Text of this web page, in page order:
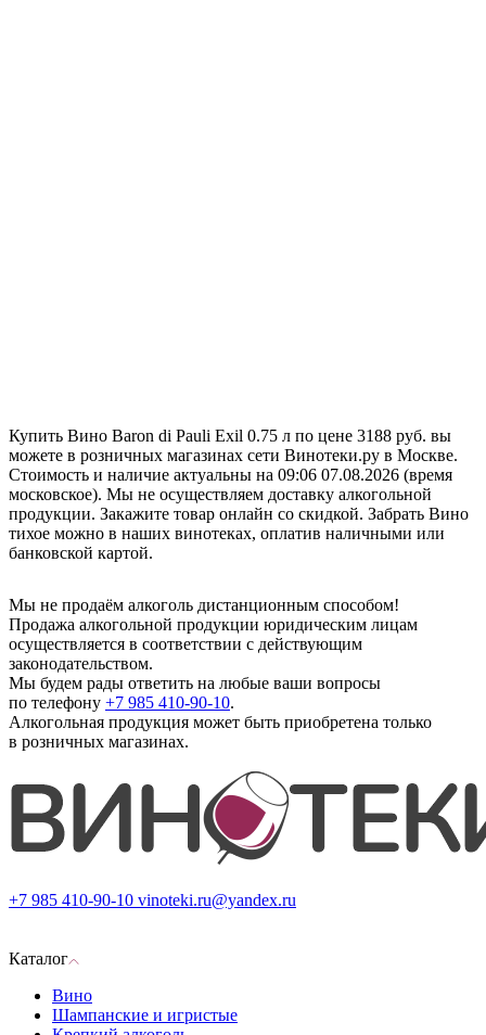
Купить Вино Baron di Pauli Exil 0.75 л по цене 3188 руб. вы
можете в розничных магазинах сети Винотеки.ру в Москве.
Стоимость и наличие актуальны на 09:06 07.08.2026 (время
московское). Мы не осуществляем доставку алкогольной
продукции. Закажите товар онлайн со скидкой. Забрать Вино
тихое можно в наших винотеках, оплатив наличными или
банковской картой.
Мы не продаём алкоголь дистанционным способом!
Продажа алкогольной продукции юридическим лицам
осуществляется в соответствии с действующим
законодательством.
Мы будем рады ответить на любые ваши вопросы
по телефону +7 985 410-90-10.
Алкогольная продукция может быть приобретена только
в розничных магазинах.
+7 985 410-90-10 vinoteki.ru@yandex.ru
Каталог
Вино
Шампанские и игристые